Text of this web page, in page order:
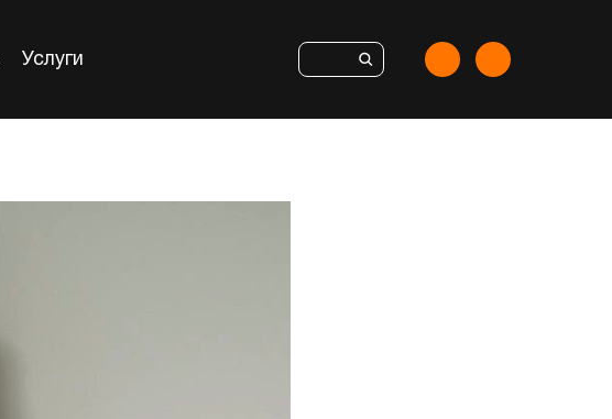
Услуги